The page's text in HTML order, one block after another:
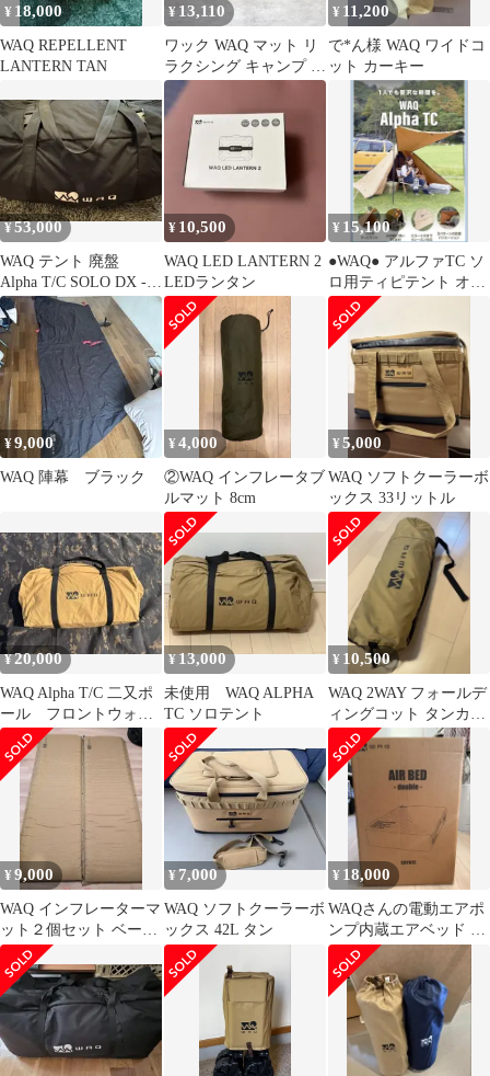
¥ 18,000
WAQ REPELLENT
LANTERN TAN
¥ 13,110
ワック WAQ マット リ
ラクシング キャンプ マ
ット ダブル
RELAXING
¥ 11,200
で*ん様 WAQ ワイドコ
ット カーキー
¥53,000
WAQ テント 廃盤
Alpha T/C SOLO DX -
BLACK 美品
¥ 10,500
WAQ LED LANTERN 2
LEDランタン
¥ 15,100
●WAQ● アルファTC ソ
ロ用ティピテント オー
ルシーズン対応 ポリコ
ットン
¥9,000
WAQ 陣幕 ブラック
¥4,000
②WAQ インフレータブ
ルマット 8cm
¥5,000
WAQ ソフトクーラーボ
ックス 33リットル
¥20,000
WAQ Alpha T/C 二又ポ
ール フロントウォー
ル付
¥13,000
未使用 WAQ ALPHA
TC ソロテント
¥ 10,500
WAQ 2WAY フォールデ
ィングコット タンカラ
ー
¥9,000
WAQ インフレーターマ
ット２個セット ベージ
ュ
¥7,000
WAQ ソフトクーラーボ
ックス 42L タン
¥ 18,000
WAQさんの電動エアポ
ンプ内蔵エアベッド ダ
ブルサイズ カラー コ
ヨーテ